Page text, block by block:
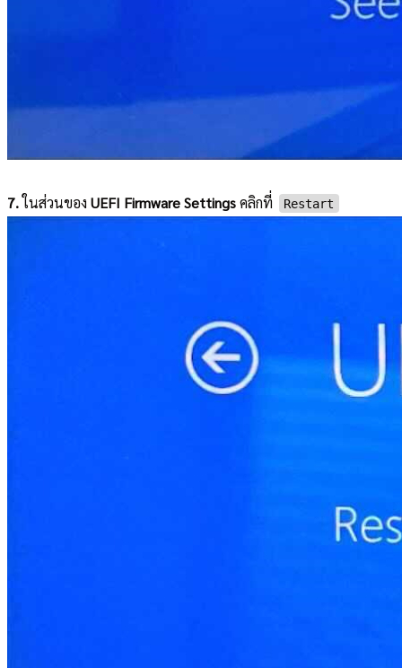
7.ในส่วนของ UEFI Firmware Settingsคลิกที่ Restart